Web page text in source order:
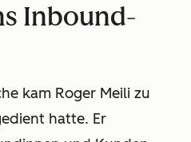
Inbound-
kam Roger Meili zu
hatte. Er